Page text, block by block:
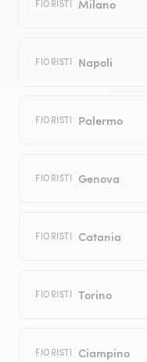
FIORISTI Milano
FIORISTI Napoli
FIORISTI Palermo
FIORISTI Genova
FIORISTI Catania
FIORISTI Torino
FIORISTI Ciampino